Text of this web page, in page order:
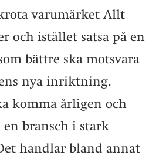
varumärket Allt
och istället satsa på en
bättre ska motsvara
nya inriktning.
komma årligen och
bransch i stark
handlar bland annat